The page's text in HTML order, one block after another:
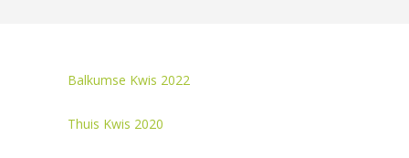
Balkumse Kwis 2022
Thuis Kwis 2020